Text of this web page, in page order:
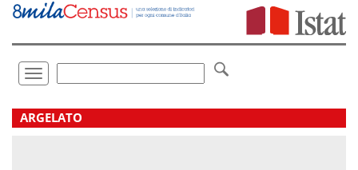
Vai
direttamente
Toggle
navigation
.
ARGELATO